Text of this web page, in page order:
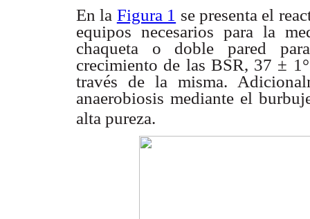
En la Figura 1 se presenta el
equipos necesarios para la
chaqueta o doble pared
crecimiento de las BSR, 37 ±
través de la misma.
anaerobiosis mediante el
alta pureza.